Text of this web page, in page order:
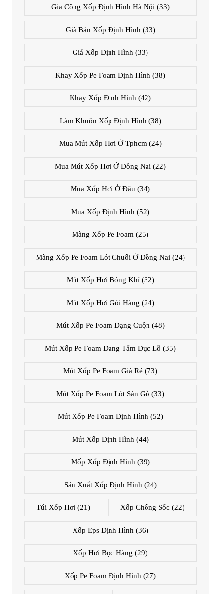
Gia Công Xốp Định Hình Hà Nội (33)
Giá Bán Xốp Định Hình (33)
Giá Xốp Định Hình (33)
Khay Xốp Pe Foam Định Hình (38)
Khay Xốp Định Hình (42)
Làm Khuôn Xốp Định Hình (38)
Mua Mút Xốp Hơi Ở Tphcm (24)
Mua Mút Xốp Hơi Ở Đồng Nai (22)
Mua Xốp Hơi Ở Đâu (34)
Mua Xốp Định Hình (52)
Màng Xốp Pe Foam (25)
Màng Xốp Pe Foam Lót Chuối Ở Đồng Nai (24)
Mút Xốp Hơi Bóng Khí(32)
Mút Xốp Hơi Gói Hàng (24)
Mút Xốp Pe Foam Dạng Cuộn (48)
Mút Xốp Pe Foam Dạng Tấm Đục Lỗ (35)
Mút Xốp Pe Foam Giá Rẻ (73)
Mút Xốp Pe Foam Lót Sàn Gỗ (33)
Mút Xốp Pe Foam Định Hình (52)
Mút Xốp Định Hình (44)
Mốp Xốp Định Hình (39)
Sản Xuất Xốp Định Hình (24)
Túi Xốp Hơi (21) Xốp Chống Sốc (22)
Xốp Eps Định Hình (36)
Xốp Hơi Bọc Hàng (29)
Xốp Pe Foam Định Hình (27)